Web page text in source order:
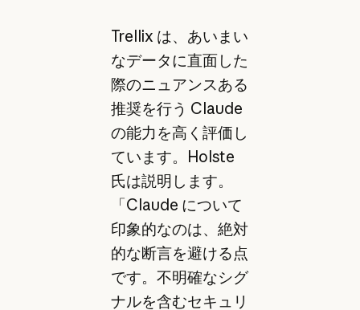
Trellix は、あいまい
なデータに直面した
際のニュアンスある
推奨を行う Claude
の能力を高く評価し
ています。Holste
氏は説明します。
「Claude について
印象的なのは、絶対
的な断言を避ける点
です。不明確なシグ
ナルを含むセキュリ